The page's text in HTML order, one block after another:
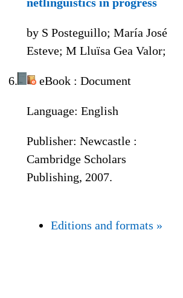
6.
by S Posteguillo; María José
Esteve; M Lluïsa Gea Valor;
eBook : Document
Language: English
Publisher: Newcastle :
Cambridge Scholars
Publishing, 2007.
Editions and formats »